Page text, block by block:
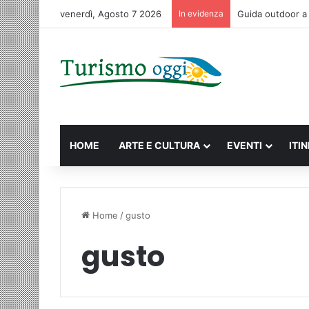
venerdì, Agosto 7 2026 In evidenza Macao: la guida
HOME ARTE E CULTURA EVENTI
Home /gusto
gusto